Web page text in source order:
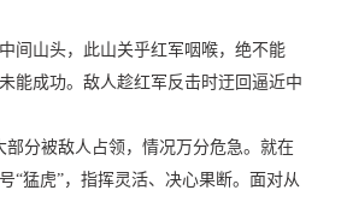
间山头，此山关乎红军咽喉，绝不能
能成功。敌人趁红军反击时迂回逼近中
分被敌人占领，情况万分危急。就在
“猛虎”，指挥灵活、决心果断。面对从